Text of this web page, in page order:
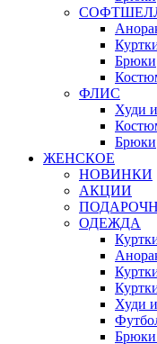
Брюки
ФЛИС
Худи
Брюки
ЖЕНСКОЕ
НОВИНКИ
АКЦИИ
ОДЕЖДА
Худи